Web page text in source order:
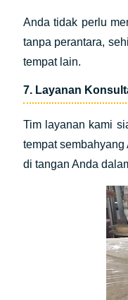
Anda tidak perlu
tanpa perantara,
tempat lain.
7. Layanan
Tim layanan kami
tempat
di tangan Anda